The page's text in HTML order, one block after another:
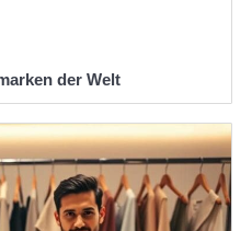
der Welt